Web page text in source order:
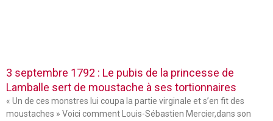
3 septembre 1792 : Le pubis de la princesse de
Lamballe sert de moustache à ses tortionnaires
« Un de ces monstres lui coupa la partie virginale et s’en fit des
moustaches » Voici comment Louis-Sébastien Mercier,dans son